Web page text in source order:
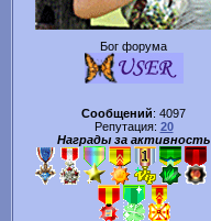
Бог форума
Сообщений: 4097
Репутация: 20
Награды за активность